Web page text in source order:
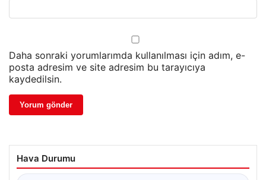
Daha sonraki yorumlarımda kullanılması için adım, e-
posta adresim ve site adresim bu tarayıcıya
kaydedilsin.
Hava Durumu